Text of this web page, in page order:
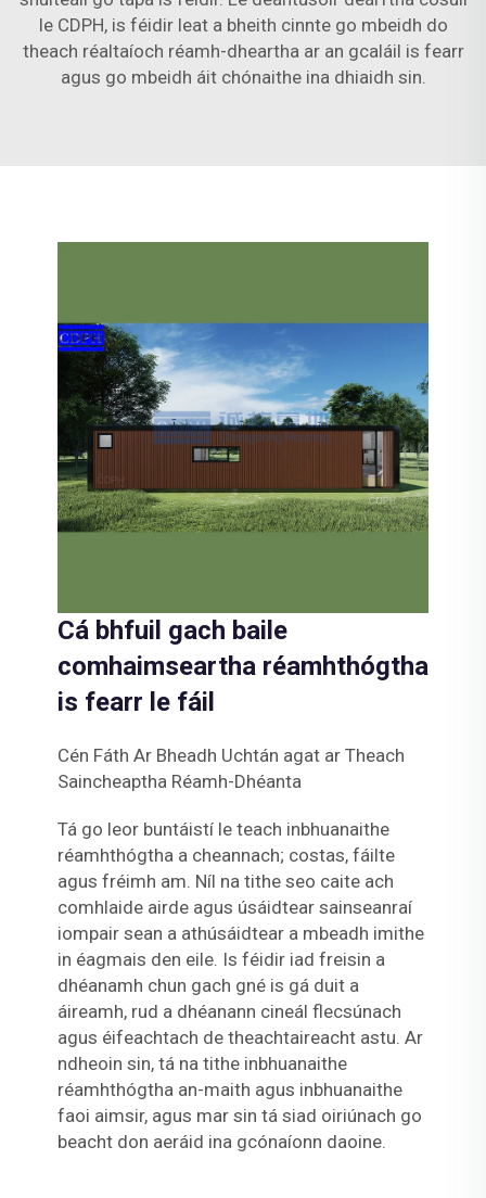
le CDPH, is féidir leat a bheith cinnte go mbeidh do
theach réaltaíoch réamh-dheartha ar an gcaláil is fearr
agus go mbeidh áit chónaithe ina dhiaidh sin.
Cá bhfuil gach baile
comhaimseartha réamhthógtha
is fearr le fáil
Cén Fáth Ar Bheadh Uchtán agat ar Theach
Saincheaptha Réamh-Dhéanta
Tá go leor buntáistí le teach inbhuanaithe
réamhthógtha a cheannach; costas, fáilte
agus fréimh am. Níl na tithe seo caite ach
comhlaide airde agus úsáidtear sainseanraí
iompair sean a athúsáidtear a mbeadh imithe
in éagmais den eile. Is féidir iad freisin a
dhéanamh chun gach gné is gá duit a
áireamh, rud a dhéanann cineál flecsúnach
agus éifeachtach de theachtaireacht astu. Ar
ndheoin sin, tá na tithe inbhuanaithe
réamhthógtha an-maith agus inbhuanaithe
faoi aimsir, agus mar sin tá siad oiriúnach go
beacht don aeráid ina gcónaíonn daoine.